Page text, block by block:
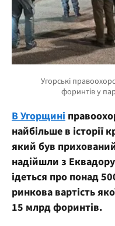
В Угорщині
найбільше в історії
який був
надійшли з
ідеться про понад
ринкова вартість
15 млрд форинтів.